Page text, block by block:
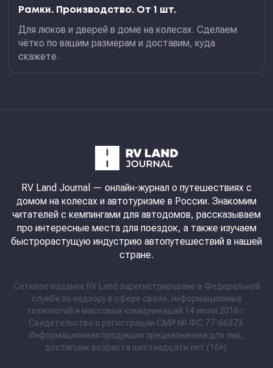
Рамки. Производство. От 1 шт.
Для люков и дверей в доме на колесах. Сделаем
чётко по вашим размерам и доставим, куда
скажете.
RV Land Journal — онлайн-журнал о путешествиях с
домом на колесах и автотуризме в России. Знакомим
читателей с кемпингами для автодомов, рассказываем
про интересные места для поездок, а также изучаем
быстрорастущую индустрию автопутешествий в нашей
стране.
Сетевое издание RV Land зарегистрировано в Федеральной
службе по надзору в сфере связи, информационных
технологий и массовых коммуникаций 14 июля 2016 г.
Свидетельство о регистрации СМИ № ФС 77-66373.
Информационная продукция предназначена для лиц,
достигших возраста шестнадцати лет (16+).